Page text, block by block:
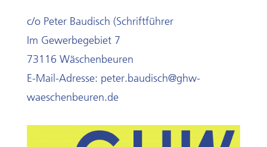
c/o Peter Baudisch (Schriftführer
Im Gewerbegebiet 7
73116 Wäschenbeuren
E-Mail-Adresse: peter.baudisch@ghw-
waeschenbeuren.de